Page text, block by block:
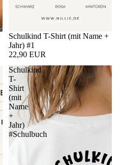
Schulkind T-Shirt (mit Name +
Jahr) #1
22,90 EUR
Schulkind
T-
Shirt
(mit
Name
+
Jahr)
#Schulbuch